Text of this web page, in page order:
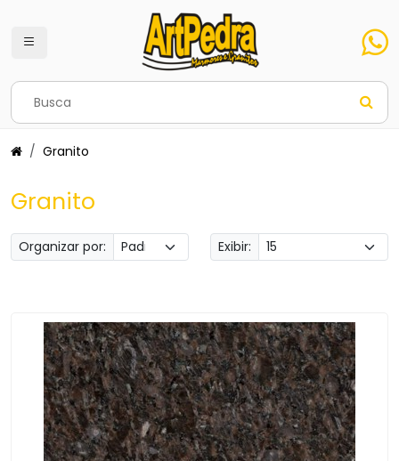
Granito
Granito
Organizar por: Exibir: